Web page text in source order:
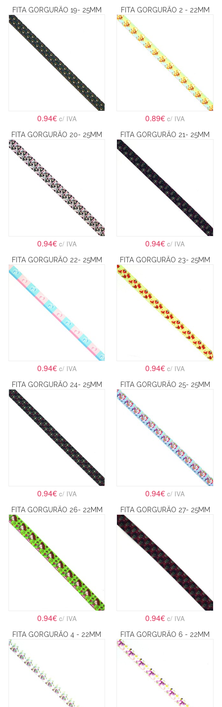
FITA GORGURÃO 19- 25MM
0.94€ c/ IVA
FITA GORGURÃO 2 - 22MM
0.89€c/ IVA
FITA GORGURÃO 20- 25MM
0.94€ c/ IVA
FITA GORGURÃO 21- 25MM
0.94€c/ IVA
FITA GORGURÃO 22- 25MM
0.94€ c/ IVA
FITA GORGURÃO 23- 25MM
0.94€c/ IVA
FITA GORGURÃO 24- 25MM
0.94€ c/ IVA
FITA GORGURÃO 25- 25MM
0.94€c/ IVA
FITA GORGURÃO 26- 22MM
0.94€ c/ IVA
FITA GORGURÃO 27- 25MM
0.94€c/ IVA
FITA GORGURÃO 4 - 22MM FITA GORGURÃO 6 - 22MM